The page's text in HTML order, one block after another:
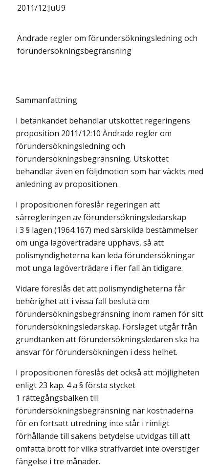
2011/12:JuU9
Ändrade regler om förundersökningsledning och
förundersökningsbegränsning
Sammanfattning
I betänkandet behandlar utskottet regeringens
proposition 2011/12:10 Ändrade regler om
förundersökningsledning och
förundersökningsbegränsning. Utskottet
behandlar även en följdmotion som har väckts med
anledning av propositionen.
I propositionen föreslår regeringen att
särregleringen av förundersökningsledarskap
i 3 § lagen (1964:167) med särskilda bestämmelser
om unga lagöverträdare upphävs, så att
polismyndigheterna kan leda förundersökningar
mot unga lagöverträdare i fler fall än tidigare.
Vidare föreslås det att polismyndigheterna får
behörighet att i vissa fall besluta om
förundersökningsbegränsning inom ramen för sitt
förundersökningsledarskap. Förslaget utgår från
grundtanken att förundersökningsledaren ska ha
ansvar för förundersökningen i dess helhet.
I propositionen föreslås det också att möjligheten
enligt 23 kap. 4 a § första stycket
1 rättegångsbalken till
förundersökningsbegränsning när kostnaderna
för en fortsatt utredning inte står i rimligt
förhållande till sakens betydelse utvidgas till att
omfatta brott för vilka straffvärdet inte överstiger
fängelse i tre månader.